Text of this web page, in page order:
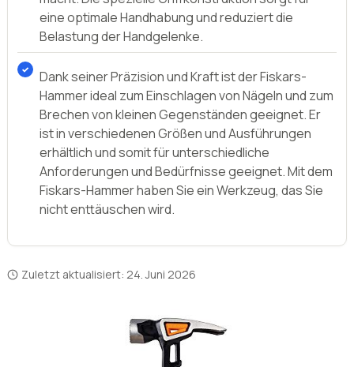
eine optimale Handhabung und reduziert die
Belastung der Handgelenke.
Dank seiner Präzision und Kraft ist der Fiskars-
Hammer ideal zum Einschlagen von Nägeln und zum
Brechen von kleinen Gegenständen geeignet. Er
ist in verschiedenen Größen und Ausführungen
erhältlich und somit für unterschiedliche
Anforderungen und Bedürfnisse geeignet. Mit dem
Fiskars-Hammer haben Sie ein Werkzeug, das Sie
nicht enttäuschen wird.
Zuletzt aktualisiert: 24. Juni 2026